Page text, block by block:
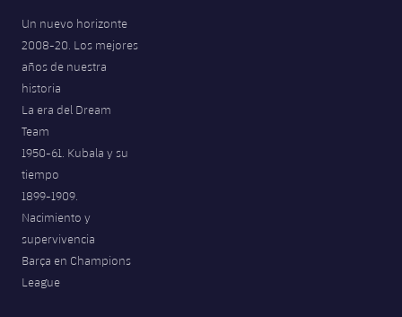
Resultados
Clasificaciones
Fotos
Voleibol femenino
Carnet de las Secciones Amateurs
League of Legends
Un nuevo horizonte
2008-20. Los mejores
años de nuestra
historia
La era del Dream
Team
1950-61. Kubala y su
tiempo
1899-1909.
Nacimiento y
supervivencia
Barça en Champions
League